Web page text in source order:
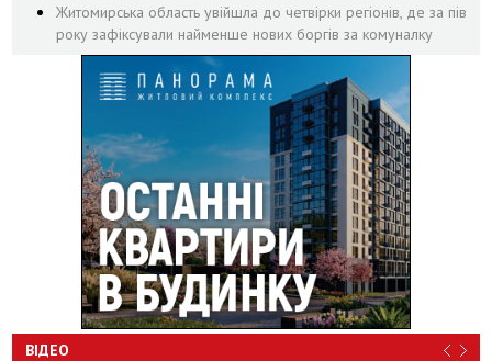
Житомирська область увійшла до четвірки регіонів, де за пів
року зафіксували найменше нових боргів за комуналку
ВІДЕО